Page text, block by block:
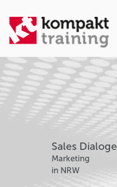
Sales Dialoge
Marketing
in NRW